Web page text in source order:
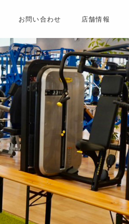
お問い合わせ 店舗情報